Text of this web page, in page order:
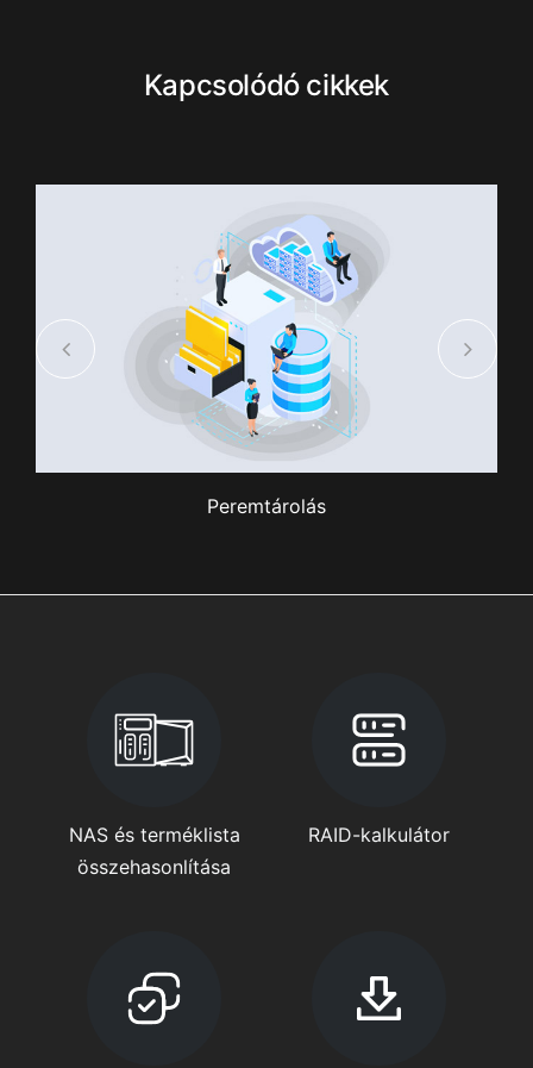
Kapcsolódó cikkek
Peremtárolás
NAS és terméklista
összehasonlítása
RAID-kalkulátor